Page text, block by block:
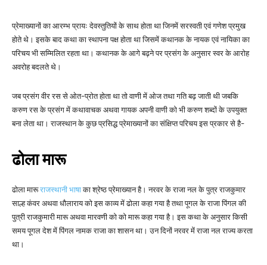
प्रेमाख्यानों का आरम्भ प्रायः देवस्तुतियों के साथ होता था जिनमें सरस्वती एवं गणेश प्रमुख
होते थे। इसके बाद कथा का स्थापना पक्ष होता था जिसमें कथानक के नायक एवं नायिका का
परिचय भी सम्मिलित रहता था। कथानक के आगे बढ़ने पर प्रसंग के अनुसार स्वर के आरोह
अवरोह बदलते थे।
जब प्रसंग वीर रस से ओत-प्रोत होता था तो वाणी में ओज तथा गति बढ़ जाती थी जबकि
करुण रस के प्रसंग में कथावाचक अथवा गायक अपनी वाणी को भी करुण शब्दों के उपयुक्त
बना लेता था। राजस्थान के कुछ प्रसिद्ध प्रेमाख्यानों का संक्षिप्त परिचय इस प्रकार से है-
ढोला मारू
ढोला मारूराजस्थानी भाषाका श्रेष्ठ प्रेमाख्यान है। नरवर के राजा नल के पुत्र राजकुमार
साल्ह कंवर अथवा धौलाराय को इस काव्य में ढोला कहा गया है तथा पूगल के राजा पिंगल की
पुत्री राजकुमारी मारू अथवा मारवणी को को मारू कहा गया है। इस कथा के अनुसार किसी
समय पूगल देश में पिंगल नामक राजा का शासन था। उन दिनों नरवर में राजा नल राज्य करता
था।